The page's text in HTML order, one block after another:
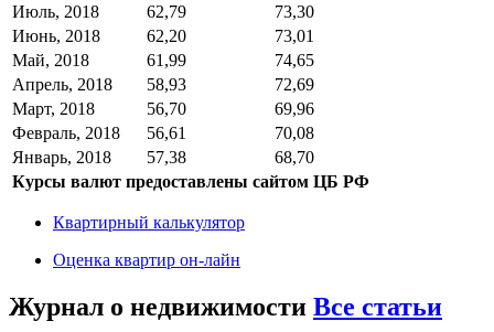
Июль, 2018
62,79
73,30
Июнь, 2018
62,20
73,01
Май, 2018
61,99
74,65
Апрель, 2018
58,93
72,69
Март, 2018
56,70
69,96
Февраль, 2018
56,61
70,08
Январь, 2018
57,38
68,70
Курсы валют предоставлены сайтом ЦБ РФ
Квартирный калькулятор
Оценка квартир он-лайн
Журнал о недвижимости Все статьи